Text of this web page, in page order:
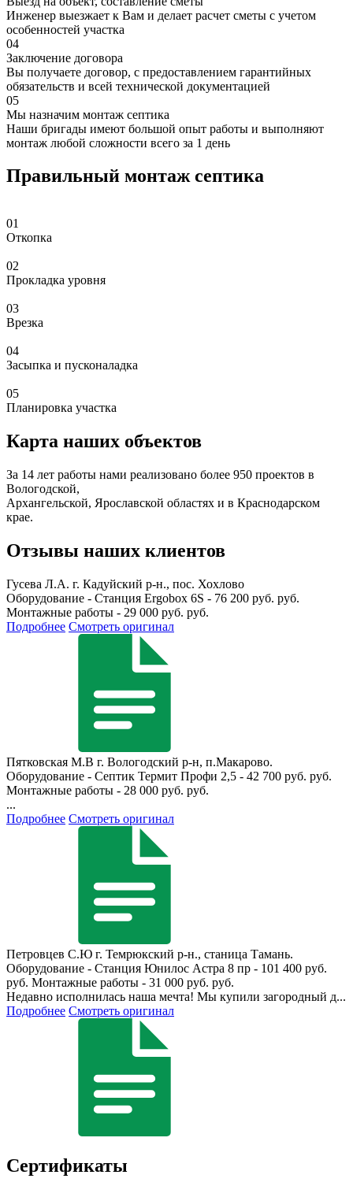
Инженер выезжает к Вам и делает расчет сметы с учетом
особенностей участка
04
Заключение договора
Вы получаете договор, с предоставлением гарантийных
обязательств и всей технической документацией
05
Мы назначим монтаж септика
Наши бригады имеют большой опыт работы и выполняют
монтаж любой сложности всего за 1 день
Правильный монтаж септика
01
Откопка
02
Прокладка уровня
03
Врезка
04
Засыпка и пусконаладка
05
Планировка участка
Карта наших объектов
За 14 лет работы нами реализовано более 950 проектов в
Вологодской,
Архангельской, Ярославской областях и в Краснодарском
крае.
Отзывы наших клиентов
Гусева Л.А. г. Кадуйский р-н., пос. Хохлово
Оборудование - Станция Ergobox 6S - 76 200 руб. руб.
Монтажные работы - 29 000 руб. руб.
Подробнее Смотреть оригинал
Пятковская М.В г. Вологодский р-н, п.Макарово.
Оборудование - Септик Термит Профи 2,5 - 42 700 руб. руб.
Монтажные работы - 28 000 руб. руб.
...
Подробнее Смотреть оригинал
Петровцев С.Ю г. Темрюкский р-н., станица Тамань.
Оборудование - Станция Юнилос Астра 8 пр - 101 400 руб.
руб. Монтажные работы - 31 000 руб. руб.
Недавно исполнилась наша мечта! Мы купили загородный д...
Подробнее Смотреть оригинал
Сертификаты